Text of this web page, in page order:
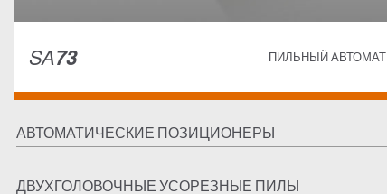
SA73 ПИЛЬНЫЙ АВТОМАТ
АВТОМАТИЧЕСКИЕ ПОЗИЦИОНЕРЫ
ДВУХГОЛОВОЧНЫЕ УСОРЕЗНЫЕ ПИЛЫ